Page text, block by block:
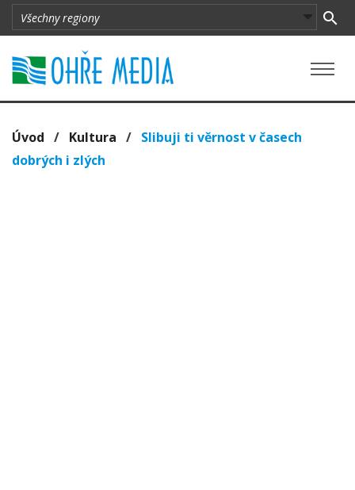
Úvod / Kultura / Slibuji ti věrnost v časech
dobrých i zlých